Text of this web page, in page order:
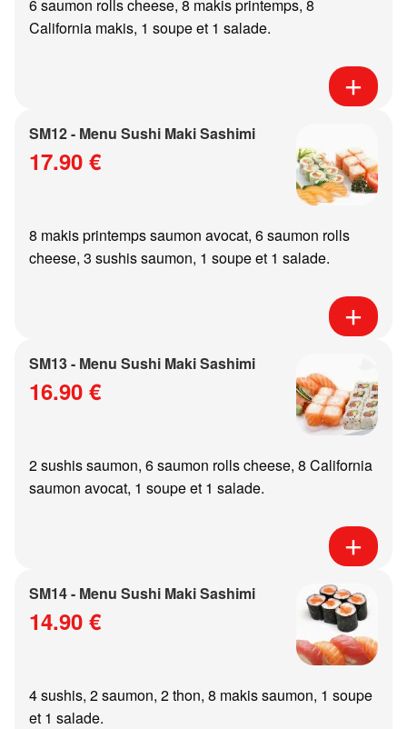
6 saumon rolls cheese, 8 makis printemps, 8
California makis, 1 soupe et 1 salade.
SM12 - Menu Sushi Maki Sashimi
17.90 €
8 makis printemps saumon avocat, 6 saumon rolls
cheese, 3 sushis saumon, 1 soupe et 1 salade.
SM13 - Menu Sushi Maki Sashimi
16.90 €
2 sushis saumon, 6 saumon rolls cheese, 8 California
saumon avocat, 1 soupe et 1 salade.
SM14 - Menu Sushi Maki Sashimi
14.90 €
4 sushis, 2 saumon, 2 thon, 8 makis saumon, 1 soupe
et 1 salade.